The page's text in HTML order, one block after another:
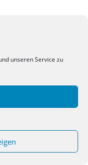
unseren Service zu
| powered by